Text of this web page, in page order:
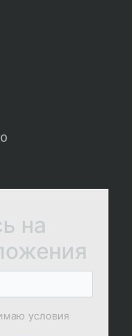
на
условия